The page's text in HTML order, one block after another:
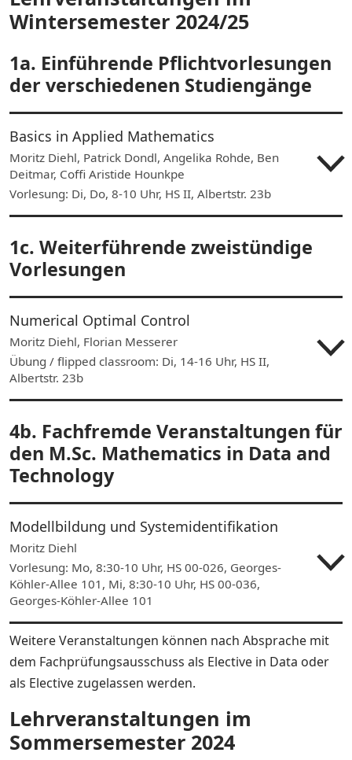
Wintersemester 2024/25
1a. Einführende Pflichtvorlesungen
der verschiedenen Studiengänge
Basics in Applied Mathematics
Moritz Diehl, Patrick Dondl, Angelika Rohde, Ben
Deitmar, Coffi Aristide Hounkpe
Vorlesung: Di, Do, 8-10 Uhr, HS II, Albertstr. 23b
1c. Weiterführende zweistündige
Vorlesungen
Numerical Optimal Control
Moritz Diehl, Florian Messerer
Übung / flipped classroom: Di, 14-16 Uhr, HS II,
Albertstr. 23b
4b. Fachfremde Veranstaltungen für
den M.Sc. Mathematics in Data and
Technology
Modellbildung und Systemidentifikation
Moritz Diehl
Vorlesung: Mo, 8:30-10 Uhr, HS 00-026, Georges-
Köhler-Allee 101, Mi, 8:30-10 Uhr, HS 00-036,
Georges-Köhler-Allee 101
Weitere Veranstaltungen können nach Absprache mit
dem Fachprüfungsausschuss als Elective in Data oder
als Elective zugelassen werden.
Lehrveranstaltungen im
Sommersemester 2024